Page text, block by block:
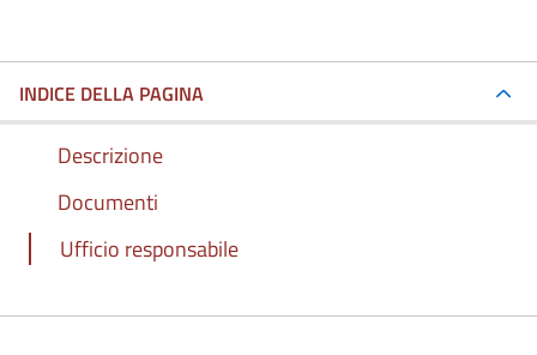
INDICE DELLA PAGINA
Descrizione
Documenti
Ufficio responsabile